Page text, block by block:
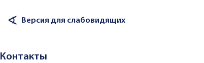
∢ Версия для слабовидящих
Контакты